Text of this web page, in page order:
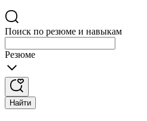
Поиск по резюме и навыкам
Резюме
Найти